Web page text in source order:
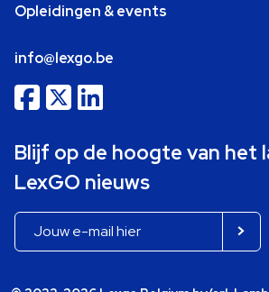
Opleidingen & events
info@lexgo.be
Blijf op de hoogte van het
LexGO nieuws